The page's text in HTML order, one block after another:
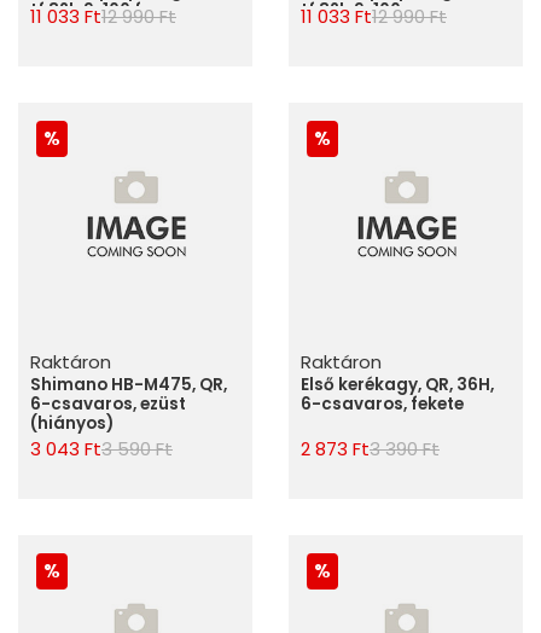
tf 32h 9x100 f
11 033 Ft12 990 Ft
tf 32h 9x100 p
11 033 Ft12 990 Ft
Raktáron
Shimano HB-M475, QR,
6-csavaros, ezüst
(hiányos)
3 043 Ft3 590 Ft
Raktáron
Első kerékagy, QR, 36H,
6-csavaros, fekete
2 873 Ft3 390 Ft